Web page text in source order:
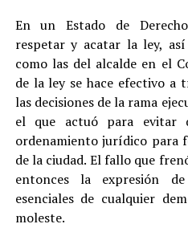
En un Estado de
respetar y acatar la ley,
como las del alcalde en el
de la ley se hace efectivo a
las decisiones de la rama
el que actuó para evitar
ordenamiento jurídico para
de la ciudad. El fallo que
entonces la expresión
esenciales de cualquier
moleste.